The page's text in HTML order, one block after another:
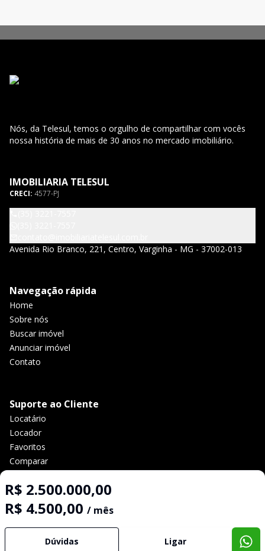
R$ 2.500.000,00
R$ 4.500,00 / mês
Dúvidas Ligar
Nós, da Telesul, temos o orgulho de compartilhar com vocês
nossa história de mais de 30 anos no mercado imobiliário.
IMOBILIARIA TELESUL
CRECI: 4577-PJ
Avenida Rio Branco, 221, Centro, Varginha - MG - 37002-013
Navegação rápida
Home
Sobre nós
Buscar imóvel
Anunciar imóvel
Contato
Suporte ao Cliente
Locatário
Locador
Favoritos
Comparar
Selo de Tecnologia Loft